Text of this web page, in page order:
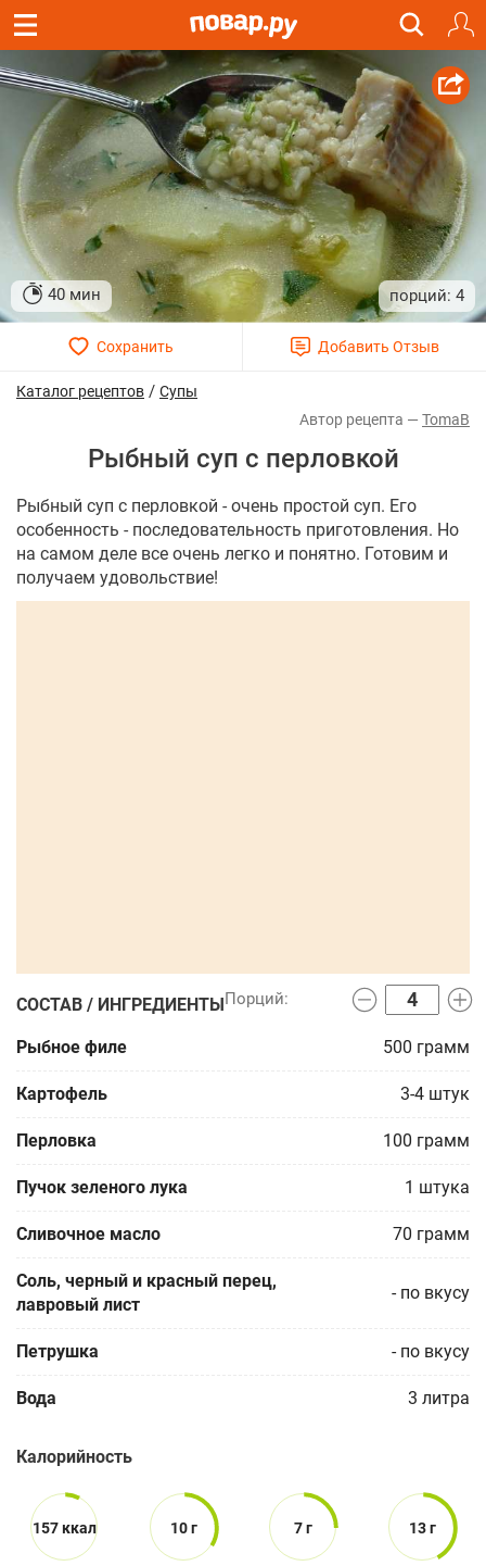
40 мин 4
Каталог рецептов / Супы
TomaB
Рыбный суп с перловкой
Рыбный суп с перловкой - очень простой суп. Его
особенность - последовательность приготовления. Но
на самом деле все очень легко и понятно. Готовим и
получаем удовольствие!
СОСТАВ / ИНГРЕДИЕНТЫ
Рыбное филе 500 грамм
Картофель 3-4 штук
Перловка 100 грамм
Пучок зеленого лука 1 штука
Сливочное масло 70 грамм
Соль, черный и красный перец,
лавровый лист
- по вкусу
Петрушка - по вкусу
Вода 3 литра
Калорийность
157 ккал 10 г 7 г 13 г